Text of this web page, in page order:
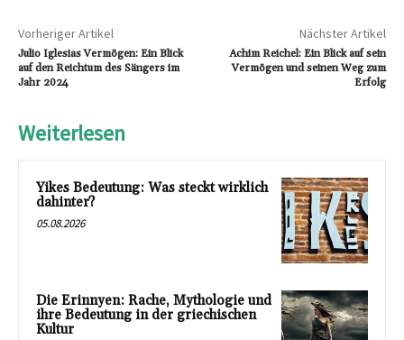
Vorheriger Artikel
Julio Iglesias Vermögen: Ein Blick
auf den Reichtum des Sängers im
Jahr 2024
Nächster Artikel
Achim Reichel: Ein Blick auf sein
Vermögen und seinen Weg zum
Erfolg
Weiterlesen
Yikes Bedeutung: Was steckt wirklich
dahinter?
05.08.2026
Die Erinnyen: Rache, Mythologie und
ihre Bedeutung in der griechischen
Kultur